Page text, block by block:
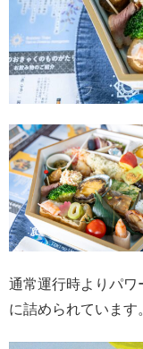
通常運行時よりパワ
に詰められています